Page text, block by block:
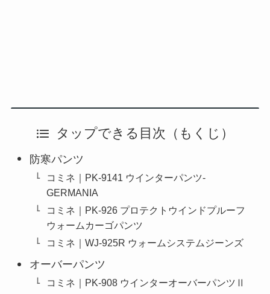
タップできる目次（もくじ）
防寒パンツ
コミネ｜PK-9141 ウインターパンツ-
GERMANIA
コミネ｜PK-926 プロテクトウインドプルーフ
ウォームカーゴパンツ
コミネ｜WJ-925R ウォームシステムジーンズ
オーバーパンツ
コミネ｜PK-908 ウインターオーバーパンツⅡ